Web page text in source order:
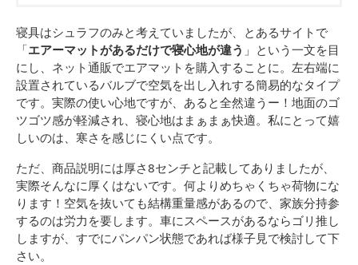
寝具はシュラフのみと考えていましたが、とあるサイトで
「エアーマットがあるだけで寝心地が違う 」という一文を目
にし、ネット通販でエアマットを購入することに。左右端に
設置されているバルブで空気を出し入れする簡易的なタイプ
です。実際の使い心地ですが、あると全然違うー！地面のゴ
ツゴツ感が軽減され、寝心地はまぁまぁ快適。私にとって嬉
しいのは、寒さを感じにくい点です。
ただ、商品説明には厚さ8センチと記載してありましたが、
実際そんなに厚くはないです。何よりめちゃくちゃ荷物にな
ります！空気を抜いても結構重量感があるので、家族分持参
するのは労力を要します。車にスペースがあるならゴリ推し
しますが、すでにパンパン状態であれば様子見で検討して下
さい。